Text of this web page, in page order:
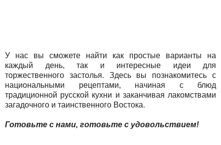
У нас вы сможете найти как простые варианты на
каждый день, так и интересные идеи для
торжественного застолья. Здесь вы познакомитесь с
национальными рецептами, начиная с блюд
традиционной русской кухни и заканчивая лакомствами
загадочного и таинственного Востока.
Готовьте с нами, готовьте с удовольствием!